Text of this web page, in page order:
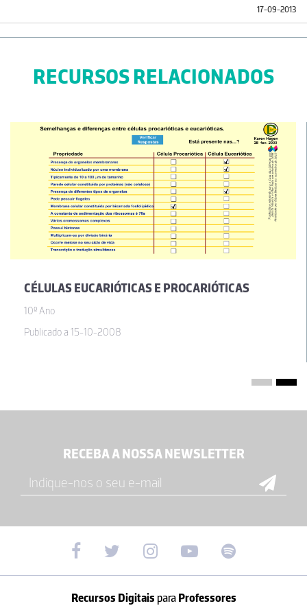
17-09-2013
RECURSOS RELACIONADOS
CÉLULAS EUCARIÓTICAS E PROCARIÓTICAS
10º Ano
Publicado a 15-10-2008
RECEBA A NOSSA NEWSLETTER
Recursos Digitais paraProfessores